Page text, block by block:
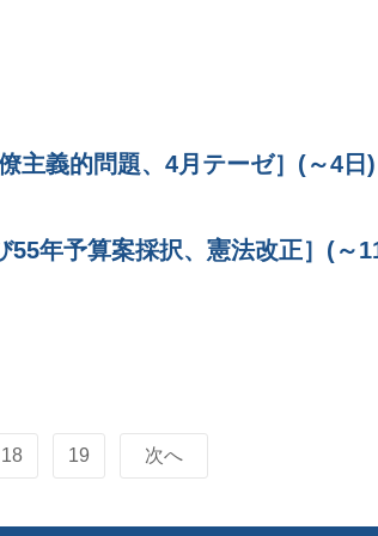
主義的問題、4月テーゼ］(～4日)
年予算案採択、憲法改正］(～
18 19 次へ